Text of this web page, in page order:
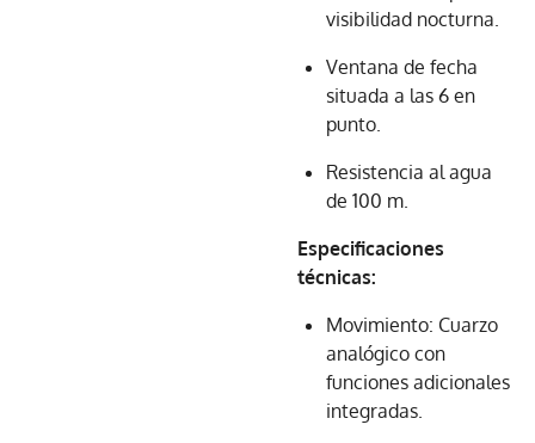
visibilidad nocturna.
Ventana de fecha
situada a las 6 en
punto.
Resistencia al agua
de 100 m.
Especificaciones
técnicas:
Movimiento: Cuarzo
analógico con
funciones adicionales
integradas.